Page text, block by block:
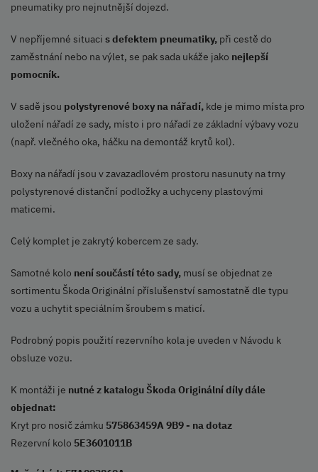
pneumatiky pro nejnutnější dojezd.
V nepříjemné situaci s defektem pneumatiky, při cestě do
zaměstnání nebo na výlet, se pak sada ukáže jako nejlepší
pomocník.
V sadě jsou polystyrenové boxy na nářadí, kde je mimo místa pro
uložení nářadí ze sady, místo i pro nářadí ze základní výbavy vozu
(např. vlečného oka, háčku na demontáž krytů kol).
Boxy na nářadí jsou v zavazadlovém prostoru nasunuty na trny
polystyrenové distanční podložky a uchyceny plastovými
maticemi.
Celý komplet je zakrytý kobercem ze sady.
Samotné kolo není součástí této sady, musí se objednat ze
sortimentu Škoda Originální příslušenství samostatně dle typu
vozu a uchytit speciálním šroubem s maticí.
Podrobný popis použití rezervního kola je uveden v Návodu k
obsluze vozu.
K montáži je nutné z katalogu Škoda Originální díly dále
objednat:
Kryt pro nosič zámku 575863459A 9B9 - na dotaz
Rezervní kolo 5E3601011B